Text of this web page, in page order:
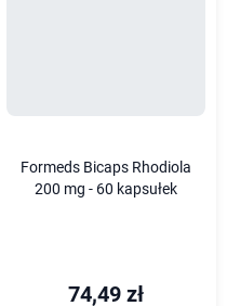
Formeds Bicaps Rhodiola
200 mg - 60 kapsułek
74,49 zł